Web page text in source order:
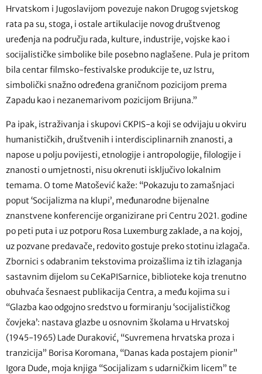
Hrvatskom i Jugoslavijom povezuje nakon Drugog svjetskog
rata pa su, stoga, i ostale artikulacije novog društvenog
uređenja na području rada, kulture, industrije, vojske kao i
socijalističke simbolike bile posebno naglašene. Pula je pritom
bila centar filmsko-festivalske produkcije te, uz Istru,
simbolički snažno određena graničnom pozicijom prema
Zapadu kao i nezanemarivom pozicijom Brijuna.”
Pa ipak, istraživanja i skupovi CKPIS-a koji se odvijaju u okviru
humanističkih, društvenih i interdisciplinarnih znanosti, a
napose u polju povijesti, etnologije i antropologije, filologije i
znanosti o umjetnosti, nisu okrenuti isključivo lokalnim
temama. O tome Matošević kaže: “Pokazuju to zamašnjaci
poput ‘Socijalizma na klupi’, međunarodne bijenalne
znanstvene konferencije organizirane pri Centru 2021. godine
po peti puta i uz potporu Rosa Luxemburg zaklade, a na kojoj,
uz pozvane predavače, redovito gostuje preko stotinu izlagača.
Zbornici s odabranim tekstovima proizašlima iz tih izlaganja
sastavnim dijelom su CeKaPISarnice, biblioteke koja trenutno
obuhvaća šesnaest publikacija Centra, a među kojima su i
“Glazba kao odgojno sredstvo u formiranju ‘socijalističkog
čovjeka’: nastava glazbe u osnovnim školama u Hrvatskoj
(1945-1965) Lade Duraković, “Suvremena hrvatska proza i
tranzicija” Borisa Koromana, “Danas kada postajem pionir”
Igora Dude, moja knjiga “Socijalizam s udarničkim licem” te